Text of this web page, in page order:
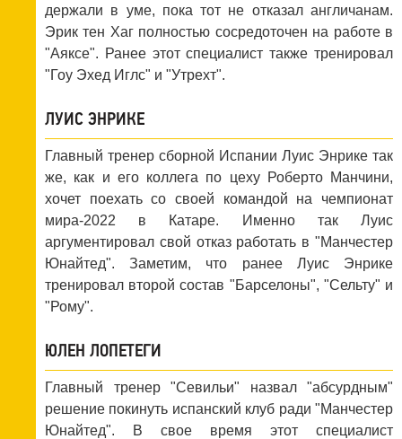
держали в уме, пока тот не отказал англичанам.
Эрик тен Хаг полностью сосредоточен на работе в
"Аяксе". Ранее этот специалист также тренировал
"Гоу Эхед Иглс" и "Утрехт".
ЛУИС ЭНРИКЕ
Главный тренер сборной Испании Луис Энрике так
же, как и его коллега по цеху Роберто Манчини,
хочет поехать со своей командой на чемпионат
мира-2022 в Катаре. Именно так Луис
аргументировал свой отказ работать в "Манчестер
Юнайтед". Заметим, что ранее Луис Энрике
тренировал второй состав "Барселоны", "Сельту" и
"Рому".
ЮЛЕН ЛОПЕТЕГИ
Главный тренер "Севильи" назвал "абсурдным"
решение покинуть испанский клуб ради "Манчестер
Юнайтед". В свое время этот специалист